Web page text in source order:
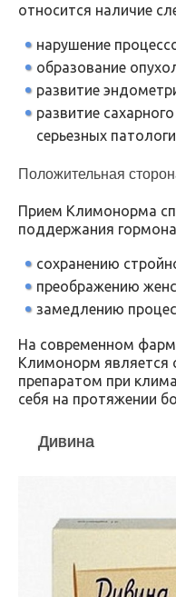
относится наличие
нарушение
образование
развитие
развитие
серьезных
Положительная
Прием Климонорма
поддержания
сохранению
преображению
замедлению
На современном
Климонорм
препаратом при
себя на протяжении
Дивина